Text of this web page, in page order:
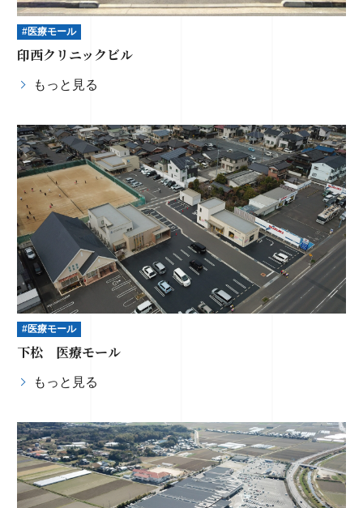
#医療モール
印西クリニックビル
もっと見る
#医療モール
下松 医療モール
もっと見る